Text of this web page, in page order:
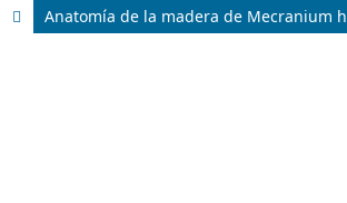
Anatomía de la madera de Mecranium